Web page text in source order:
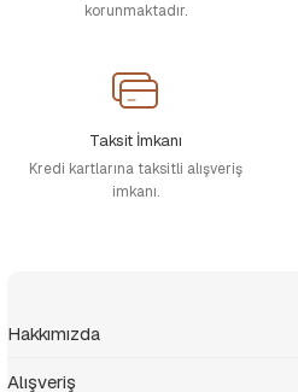
korunmaktadır.
Taksit İmkanı
Kredi kartlarına taksitli alışveriş
imkanı.
Hakkımızda
Alışveriş